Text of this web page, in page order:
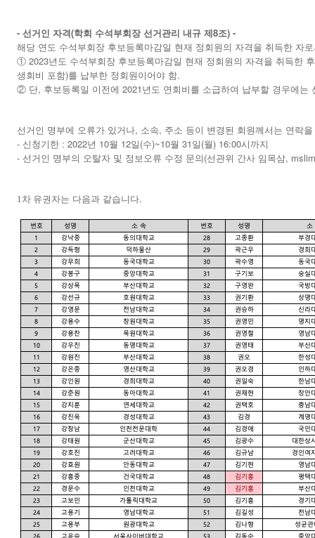
- 선거인 자격(학회 수석부회장 선거관리 내규 제8조) -
해당 연도 수석부회장 후보등록마감일 현재 정회원의 자격을 취득한 자
① 2023년도 수석부회장 후보등록마감일 현재 정회원의 자격을 취득한
생회비 포함)를 납부한 정회원이어야 함.
② 단, 후보등록일 이전에 2021년도 연회비를 소급하여 납부할 경우에는
선거인 명부에 오류가 있거나, 소속, 주소 등이 변경된 회원께서는 연락
- 신청기한 : 2022년 10월 12일(수)~10월 31일(월) 16:00시까지
- 선거인 명부의 오탈자 및 정보오류 수정 문의(선관위 간사 임목삼,
1차 유권자는 다음과 같습니다.